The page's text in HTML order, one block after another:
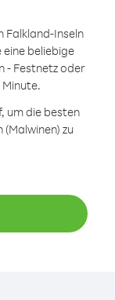
Falkland-Inseln
eine beliebige
- Festnetz oder
um die besten
zu